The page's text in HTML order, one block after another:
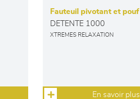
Fauteuil pivotant et pouf
DETENTE 1000
XTREMES RELAXATION
En savoir plus